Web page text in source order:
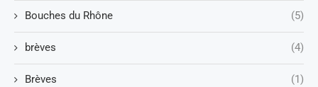
Bouches du Rhône (5)
brèves (4)
Brèves (1)